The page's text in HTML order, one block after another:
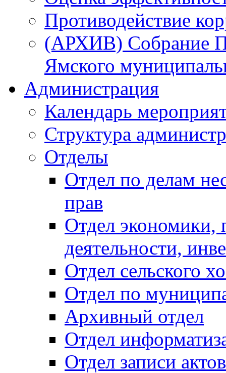
Противодействие
(АРХИВ) Собрание
Ямского
Администрация
Календарь
Структура
Отделы
Отдел по делам
прав
Отдел экономики,
деятельности,
Отдел сельского
Отдел по
Архивный отдел
Отдел
Отдел записи